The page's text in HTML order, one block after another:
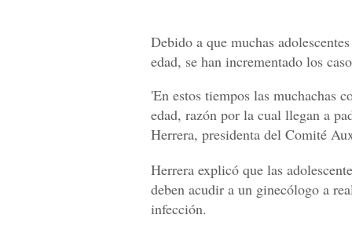
Debido a que muchas
edad, se han incrementado los
'En estos tiempos las muchachas
edad, razón por la cual llegan a
Herrera, presidenta del Comité
Herrera explicó que las
deben acudir a un ginecólogo a
infección.